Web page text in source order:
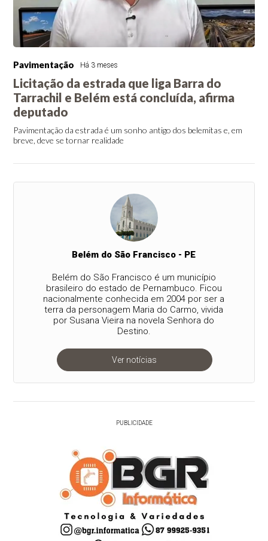
Pavimentação Há 3 meses
Licitação da estrada que liga Barra do
Tarrachil e Belém está concluída, afirma
deputado
Pavimentação da estrada é um sonho antigo dos belemitas e, em
breve, deve se tornar realidade
Belém do São Francisco - PE
Belém do São Francisco é um município
brasileiro do estado de Pernambuco. Ficou
nacionalmente conhecida em 2004 por ser a
terra da personagem Maria do Carmo, vivida
por Susana Vieira na novela Senhora do
Destino.
Ver notícias
PUBLICIDADE